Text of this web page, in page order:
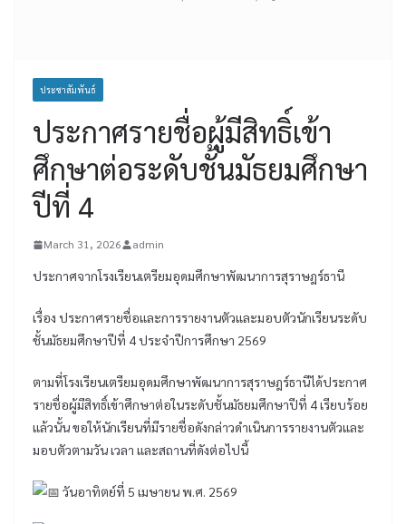
ประชาสัมพันธ์
ประกาศรายชื่อผู้มีสิทธิ์เข้า
ศึกษาต่อระดับชั้นมัธยมศึกษา
ปีที่ 4
March 31, 2026 admin
ประกาศจากโรงเรียนเตรียมอุดมศึกษาพัฒนาการสุราษฎร์ธานี
เรื่อง ประกาศรายชื่อและการรายงานตัวและมอบตัวนักเรียนระดับ
ชั้นมัธยมศึกษาปีที่ 4 ประจำปีการศึกษา 2569
ตามที่โรงเรียนเตรียมอุดมศึกษาพัฒนาการสุราษฎร์ธานีได้ประกาศ
รายชื่อผู้มีสิทธิ์เข้าศึกษาต่อในระดับชั้นมัธยมศึกษาปีที่ 4 เรียบร้อย
แล้วนั้น ขอให้นักเรียนที่มีรายชื่อดังกล่าวดำเนินการรายงานตัวและ
มอบตัวตามวัน เวลา และสถานที่ดังต่อไปนี้
วันอาทิตย์ที่ 5 เมษายน พ.ศ. 2569